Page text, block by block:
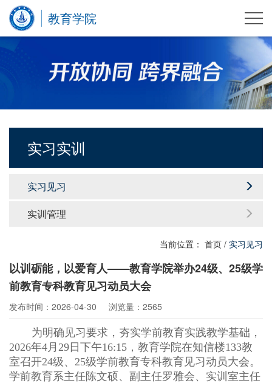
教育学院
实习实训
实习见习
实训管理
当前位置： 首页 / 实习见习
以训砺能，以爱育人——教育学院举办24级、25级学
前教育专科教育见习动员大会
发布时间：2026-04-30 浏览量：2565
为明确见习要求，夯实学前教育实践教学基础，
2026年4月29日下午16:15，教育学院在知信楼133教
室召开24级、25级学前教育专科教育见习动员大会。
学前教育系主任陈文硕、副主任罗雅会、实训室主任